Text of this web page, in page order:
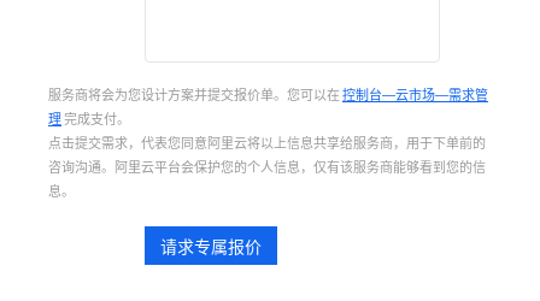
服务商将会为您设计方案并提交报价单。您可以在控制台—云市场—需求管
理完成支付。
点击提交需求，代表您同意阿里云将以上信息共享给服务商，用于下单前的
咨询沟通。阿里云平台会保护您的个人信息，仅有该服务商能够看到您的信
息。
请求专属报价